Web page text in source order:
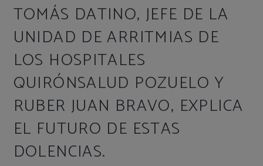
TOMÁS DATINO, JEFE DE LA
UNIDAD DE ARRITMIAS DE
LOS HOSPITALES
QUIRÓNSALUD POZUELO Y
RUBER JUAN BRAVO, EXPLICA
EL FUTURO DE ESTAS
DOLENCIAS.